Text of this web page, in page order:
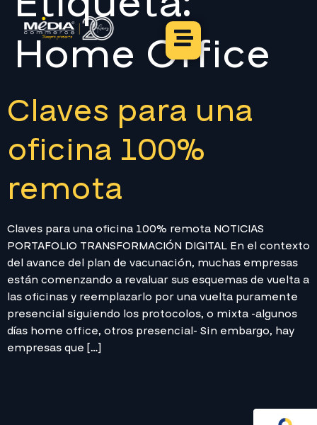
Home Office
Claves para una
oficina 100%
remota
Claves para una oficina 100% remota NOTICIAS
PORTAFOLIO TRANSFORMACIÓN DIGITAL En el contexto
del avance del plan de vacunación, muchas empresas
están comenzando a revaluar sus esquemas de vuelta a
las oficinas y reemplazarlo por una vuelta puramente
presencial siguiendo los protocolos, o mixta -algunos
días home office, otros presencial- Sin embargo, hay
empresas que […]